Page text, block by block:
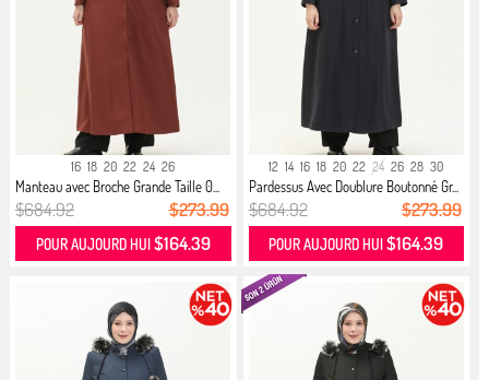
16 18 20 22 24 26
Manteau avec Broche Grande Taille 0...
$684.92 $273.99
POUR AUJOURD HUI $164.39
12 14 16 18 20 22 24 26 28 30
Pardessus Avec Doublure Boutonné Gr...
$684.92 $273.99
POUR AUJOURD HUI$164.39